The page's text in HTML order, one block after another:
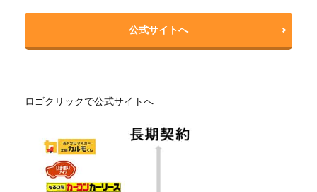
公式サイトへ
ロゴクリックで公式サイトへ